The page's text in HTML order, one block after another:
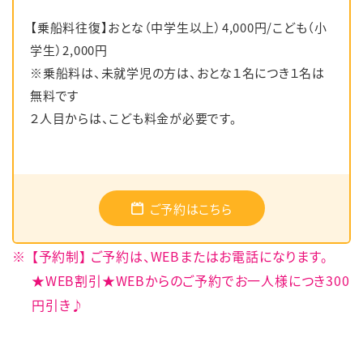
【乗船料往復】おとな（中学生以上）4,000円/こども（小
学生）2,000円
※乗船料は、未就学児の方は、おとな１名につき１名は
無料です
２人目からは、こども料金が必要です。
ご予約はこちら
【予約制】 ご予約は、WEBまたはお電話になります。
★WEB割引★WEBからのご予約でお一人様につき300
円引き♪